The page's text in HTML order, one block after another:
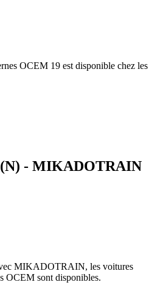
OCEM 19 est disponible chez les
(N) - MIKADOTRAIN
MIKADOTRAIN, les voitures
OCEM sont disponibles.